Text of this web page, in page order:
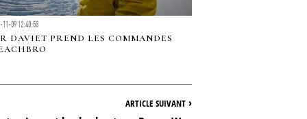
11-09 12:40:53
DAVIET PREND LES COMMANDES
ARTICLE SUIVANT ›